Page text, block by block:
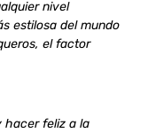
nivel
estilosa del mundo
el factor
hacer feliz a la